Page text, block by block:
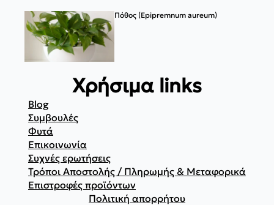
Πόθος (Epipremnum aureum)
Χρήσιμα links
Blog
Συμβουλές
Φυτά
Επικοινωνία
Συχνές ερωτήσεις
Τρόποι Αποστολής / Πληρωμής & Μεταφορικά
Επιστροφές προϊόντων
Πολιτική απορρήτου